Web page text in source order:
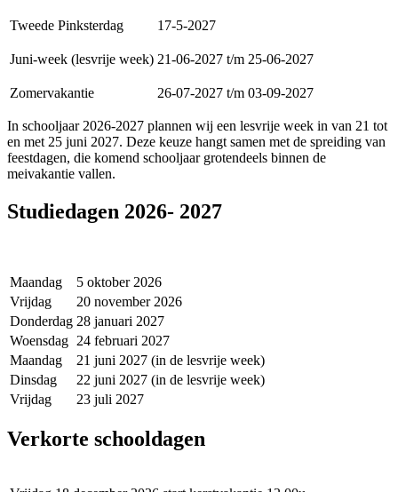
Tweede Pinksterdag 17-5-2027
Juni-week (lesvrije week) 21-06-2027 t/m 25-06-2027
Zomervakantie 26-07-2027 t/m 03-09-2027
In schooljaar 2026-2027 plannen wij een lesvrije week in van 21 tot
en met 25 juni 2027. Deze keuze hangt samen met de spreiding van
feestdagen, die komend schooljaar grotendeels binnen de
meivakantie vallen.
Studiedagen 2026- 2027
Maandag
5 oktober 2026
Vrijdag
20 november 2026
Donderdag 28 januari 2027
Woensdag 24 februari 2027
Maandag
21 juni 2027 (in de lesvrije week)
Dinsdag
22 juni 2027 (in de lesvrije week)
Vrijdag
23 juli 2027
Verkorte schooldagen